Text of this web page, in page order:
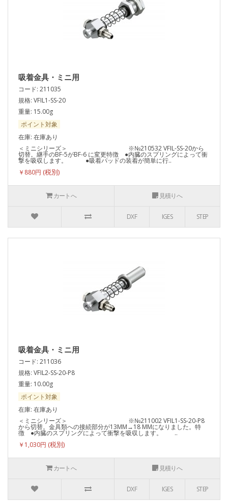
吸着金具・ミニ用
コード: 211035
規格: VFIL1-SS-20
重量: 15.00g
ポイント対象
在庫: 在庫あり
＜ミニシリーズ＞ ※№210532 VFIL-SS-20から
切替。継手のBF-5がBF-6 に変更特徴 ●内臓のスプリングによって衝
撃を吸収します。 ●吸着パッドの装着が簡単に行..
￥880円
カートへ 見積りへ
DXF IGES STEP
吸着金具・ミニ用
コード: 211036
規格: VFIL2-SS-20-P8
重量: 10.00g
ポイント対象
在庫: 在庫あり
＜ミニシリーズ＞ ※№211002 VFIL1-SS-20-P8
から切替。金具類への接続部分が13MM→18 MMになりました。特
徴 ●内臓のスプリングによって衝撃を吸収します。 ..
￥1,030円
カートへ 見積りへ
DXF IGES STEP